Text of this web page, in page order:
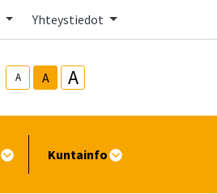
Yhteystiedot
A A A
Kuntainfo